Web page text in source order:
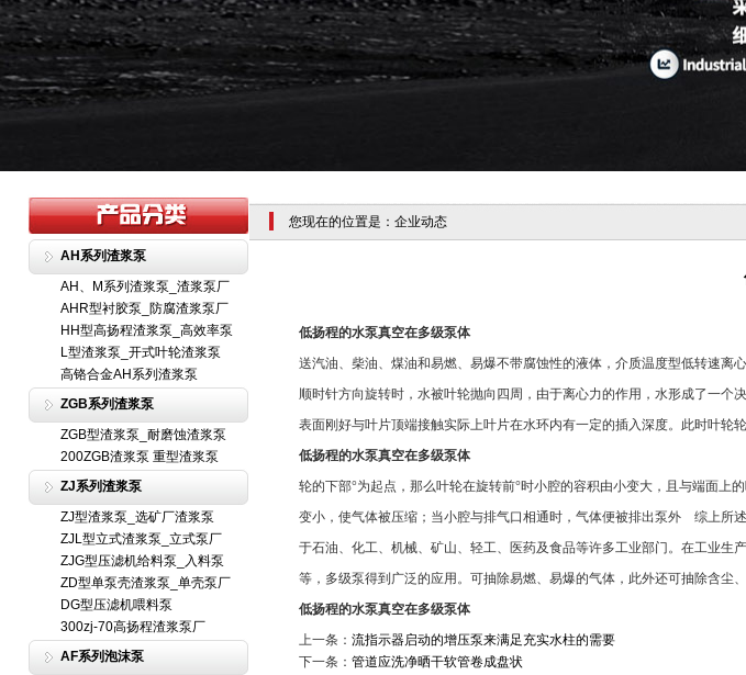
AH系列渣浆泵
AH、M系列渣浆泵_渣浆泵厂
AHR型衬胶泵_防腐渣浆泵厂
HH型高扬程渣浆泵_高效率泵
L型渣浆泵_开式叶轮渣浆泵
高铬合金AH系列渣浆泵
ZGB系列渣浆泵
ZGB型渣浆泵_耐磨蚀渣浆泵
200ZGB渣浆泵 重型渣浆泵
ZJ系列渣浆泵
ZJ型渣浆泵_选矿厂渣浆泵
ZJL型立式渣浆泵_立式泵厂
ZJG型压滤机给料泵_入料泵
ZD型单泵壳渣浆泵_单壳泵厂
DG型压滤机喂料泵
300zj-70高扬程渣浆泵厂
AF系列泡沫泵
您现在的位置是：企业动态
低扬程的水泵真空在多级泵体
送汽油、柴油、煤油和易燃、易爆不带腐蚀性的液体，介质温度型低转速
顺时针方向旋转时，水被叶轮抛向四周，由于离心力的作用，水形成了一
表面刚好与叶片顶端接触实际上叶片在水环内有一定的插入深度。此时叶
低扬程的水泵真空在多级泵体
轮的下部°为起点，那么叶轮在旋转前°时小腔的容积由小变大，且与端面
变小，使气体被压缩；当小腔与排气口相通时，气体便被排出泵外 综上所
于石油、化工、机械、矿山、轻工、医药及食品等许多工业部门。在工业
等，多级泵得到广泛的应用。可抽除易燃、易爆的气体，此外还可抽除含尘
低扬程的水泵真空在多级泵体
上一条： 流指示器启动的增压泵来满足充实水柱的需要
下一条： 管道应洗净晒干软管卷成盘状